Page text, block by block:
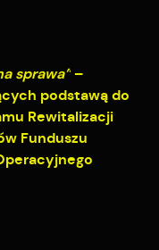
sprawa”–
podstawą do
Rewitalizacji
Funduszu